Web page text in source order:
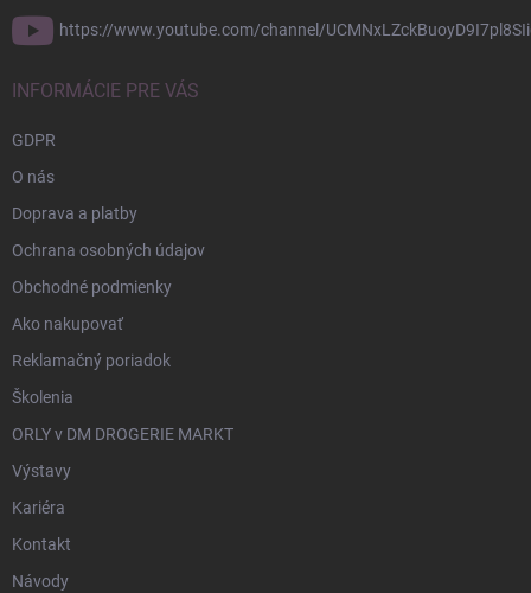
https://www.youtube.com/channel/
INFORMÁCIE PRE VÁS
GDPR
O nás
Doprava a platby
Ochrana osobných údajov
Obchodné podmienky
Ako nakupovať
Reklamačný poriadok
Školenia
ORLY v DM DROGERIE MARKT
Výstavy
Kariéra
Kontakt
Návody